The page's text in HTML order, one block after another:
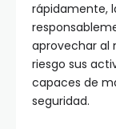
rápidamente,
aprovechar al
riesgo sus
capaces de
seguridad.